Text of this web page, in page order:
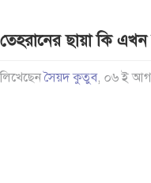
তেহরানের ছায়া কি এখন
লিখেছেনসৈয়দ কুতুব, ০৬ ই